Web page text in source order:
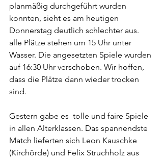
planmäßig durchgeführt wurden
konnten, sieht es am heutigen
Donnerstag deutlich schlechter aus.
alle Plätze stehen um 15 Uhr unter
Wasser. Die angesetzten Spiele wurden
auf 16:30 Uhr verschoben. Wir hoffen,
dass die Plätze dann wieder trocken
sind.
Gestern gabe es  tolle und faire Spiele
in allen Alterklassen. Das spannendste
Match lieferten sich Leon Kauschke
(Kirchörde) und Felix Struchholz aus